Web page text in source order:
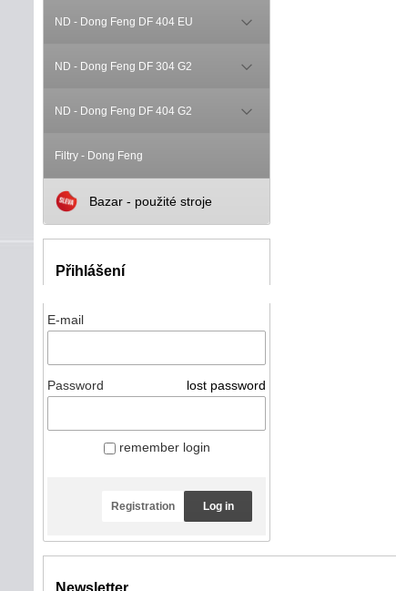
ND - Dong Feng DF 404 EU
ND - Dong Feng DF 304 G2
ND - Dong Feng DF 404 G2
Filtry - Dong Feng
Bazar - použité stroje
Přihlášení
E-mail
Password lost password
remember login
Registration Log in
Newsletter